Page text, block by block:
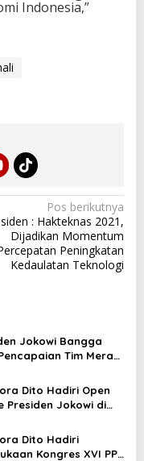
Indonesia,”
Pos berikutnya
: Hakteknas 2021,
Dijadikan Momentum
Peningkatan
Kedaulatan Teknologi
Jokowi Bangga
Tim Merah
Dito Hadiri Open
Presiden Jokowi di
Dito Hadiri
Kongres XVI PP